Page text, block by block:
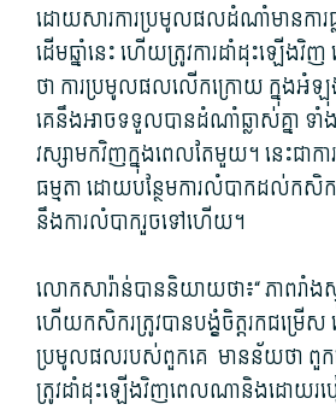
ដោយសារ​ការ​ប្រមូល​ផលដំណាំ​មានការ​ធ្
ដើម​ឆ្នាំនេះ ហើយ​ត្រូវការ​ដាំដុះ​ឡើង
ថា ការ​ប្រមូល​ផល​លើកក្រោយ ក្នុងអំឡុ
គេ​នឹងអាច​ទទួល​បាន​ដំណាំ​ឆ្លាស់គ្នា ទាំ
វស្សា​មកវិញ​ក្នុង​ពេល​តែមួយ។ នេះ​ជា​
ធម្មតា ដោយ​បន្ថែម​ការ​លំបាក​ដល់​កសិ
នឹង​ការ​លំបាក​រួច​ទៅ​ហើយ។
លោក​សារ៉ា​ន់​បាន​និយាយ​ថា៖“ ភាពរាំ
ហើយ​កសិករ​ត្រូវ​បាន​បង្ខំចិត្ត​រក​ជម្រើស
ប្រមូល​ផល​របស់​ពួក​គេ​ មានន័យថា ពួក​គ
ត្រូវ​ដាំដុះ​ឡើងវិញ​ពេលណា​និង​ដោយ​រ